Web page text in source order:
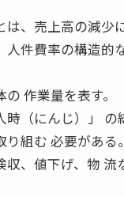
は、売上高の減少
人件費率の構造的
作業量を表す。
時（にんじ）」 の
組む 必要がある。
収、値下げ、物 流